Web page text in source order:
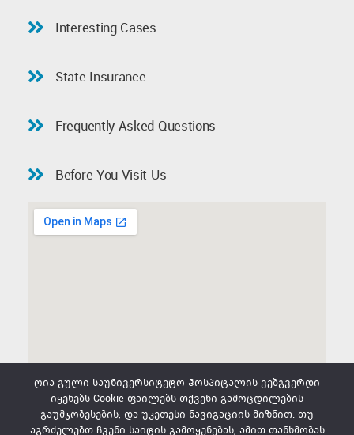
Interesting Cases
State Insurance
Frequently Asked Questions
Before You Visit Us
ღია გული საუნივერსიტეტო ჰოსპიტალის ვებგვერდი
იყენებს Cookie ფაილებს თქვენი გამოცდილების
გაუმჯობესების, და უკეთესი ნავიგაციის მიზნით. თუ
აგრძელებთ ჩვენი საიტის გამოყენებას, ამით თანხმობას